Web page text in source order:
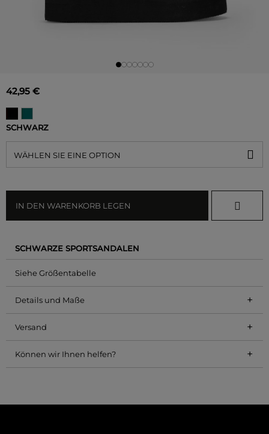
42,95 €
SCHWARZ
WÄHLEN SIE EINE OPTION
IN DEN WARENKORB LEGEN
SCHWARZE SPORTSANDALEN
Siehe Größentabelle
Details und Maße +
Versand +
Können wir Ihnen helfen? +